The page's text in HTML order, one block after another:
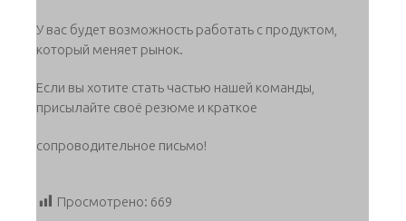
У вас будет возможность работать с продуктом,
который меняет рынок.
Если вы хотите стать частью нашей команды,
присылайте своё резюме и краткое
сопроводительное письмо!
Просмотрено: 669